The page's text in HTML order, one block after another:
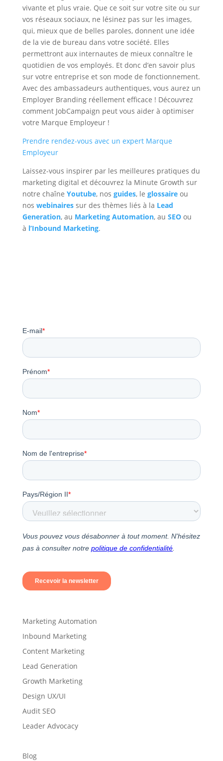
vivante et plus vraie. Que ce soit sur votre site ou sur
vos réseaux sociaux, ne lésinez pas sur les images,
qui, mieux que de belles paroles, donnent une idée
de la vie de bureau dans votre société. Elles
permettront aux internautes de mieux connaître le
quotidien de vos employés. Et donc d’en savoir plus
sur votre entreprise et son mode de fonctionnement.
Avec des ambassadeurs authentiques, vous aurez un
Employer Branding réellement efficace ! Découvrez
comment JobCampaign peut vous aider à optimiser
votre Marque Employeur !
Prendre rendez-vous avec un expert Marque
Employeur
Laissez-vous inspirer par les meilleures pratiques du
marketing digital et découvrez la Minute Growth sur
notre chaîne Youtube, nos guides, le glossaireou
nos webinairessur des thèmes liés à la Lead
Generation, au Marketing Automation, au SEOou
à l’Inbound Marketing.
Marketing Automation
Inbound Marketing
Content Marketing
Lead Generation
Growth Marketing
Design UX/UI
Audit SEO
Leader Advocacy
Blog